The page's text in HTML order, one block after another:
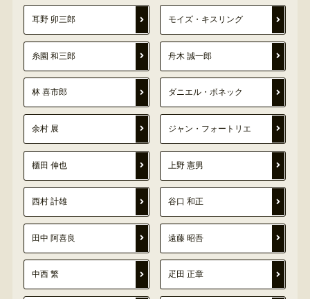
耳野 卯三郎 モイズ・キスリング
糸園 和三郎 舟木 誠一郎
林 喜市郎 ダニエル・ボネック
余村 展 ジャン・フォートリエ
櫃田 伸也 上野 憲男
西村 計雄 谷口 和正
田中 阿喜良 遠藤 昭吾
中西 繁 疋田 正章